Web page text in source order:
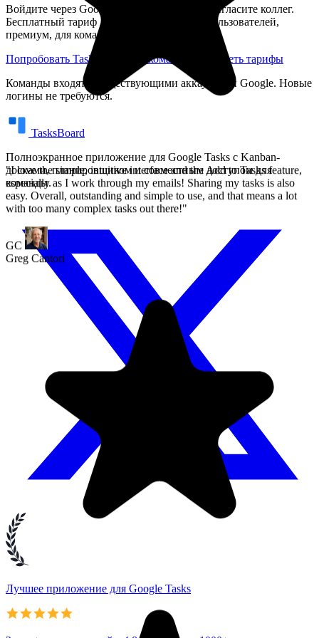
GC
Войдите через Google, создайте доску и пригласите коллег.
Бесплатный тариф для индивидуальных пользователей,
премиум, для команд с общими досками.
Попробовать TasksBoard для команд
Посмотреть тарифы
Команды входят с существующими аккаунтами Google. Новые
логины не требуются.
TasksBoard
Полноэкранное приложение для Google Tasks с Kanban-
досками, планировщиком и совместным доступом для
команды.
Лучшее приложение для Google Tasks